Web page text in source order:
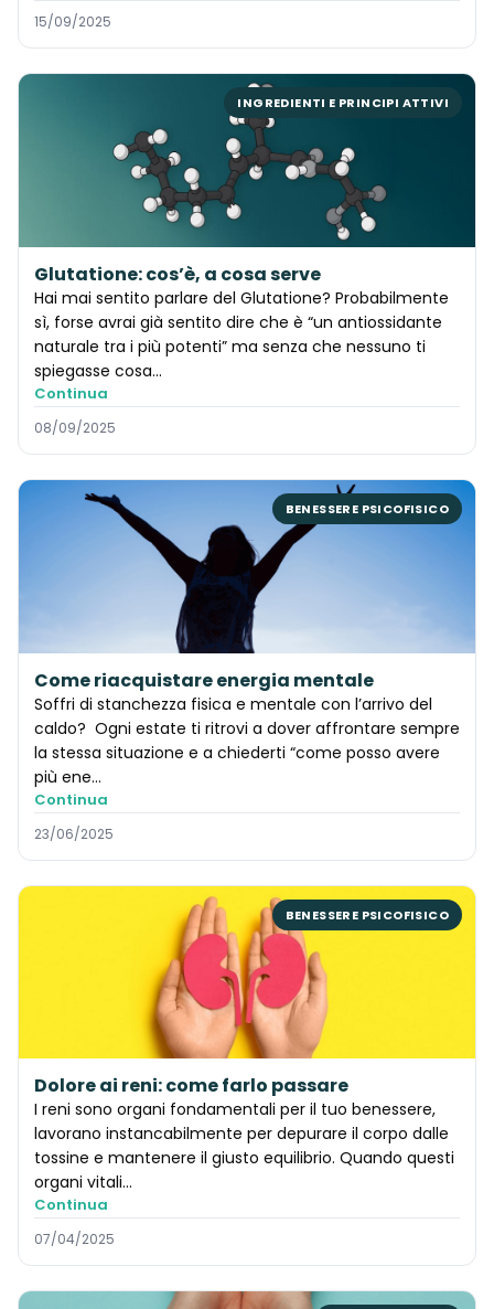
15/09/2025
INGREDIENTI E PRINCIPI ATTIVI
Glutatione: cos’è, a cosa serve
Hai mai sentito parlare del Glutatione? Probabilmente
sì, forse avrai già sentito dire che è “un antiossidante
naturale tra i più potenti” ma senza che nessuno ti
spiegasse cosa...
Continua
08/09/2025
BENESSERE PSICOFISICO
Come riacquistare energia mentale
Soffri di stanchezza fisica e mentale con l’arrivo del
caldo? Ogni estate ti ritrovi a dover affrontare sempre
la stessa situazione e a chiederti “come posso avere
più ene...
Continua
23/06/2025
BENESSERE PSICOFISICO
Dolore ai reni: come farlo passare
I reni sono organi fondamentali per il tuo benessere,
lavorano instancabilmente per depurare il corpo dalle
tossine e mantenere il giusto equilibrio. Quando questi
organi vitali...
Continua
07/04/2025